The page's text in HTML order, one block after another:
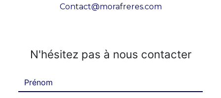
contact@morafreres.com
N'hésitez pas à nous contacter